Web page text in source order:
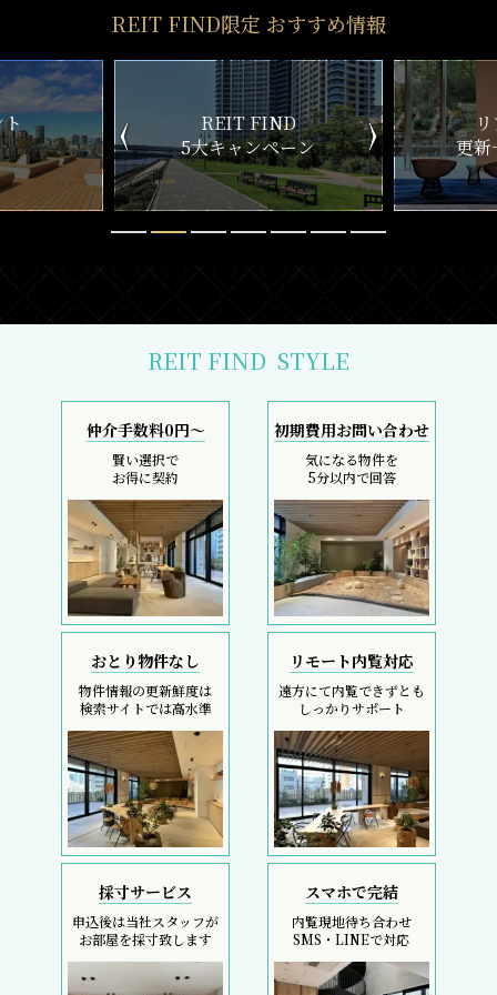
REIT FIND限定 おすすめ情報
ン
リアルタイム
更新一覧チェック
新
REIT FIND STYLE
仲介手数料0円～
賢い選択で
お得に契約
初期費用お問い合わせ
気になる物件を
5分以内で回答
おとり物件なし
物件情報の更新鮮度は
検索サイトでは高水準
リモート内覧対応
遠方にて内覧できずとも
しっかりサポート
採寸サービス
申込後は当社スタッフが
お部屋を採寸致します
スマホで完結
内覧現地待ち合わせ
SMS・LINEで対応